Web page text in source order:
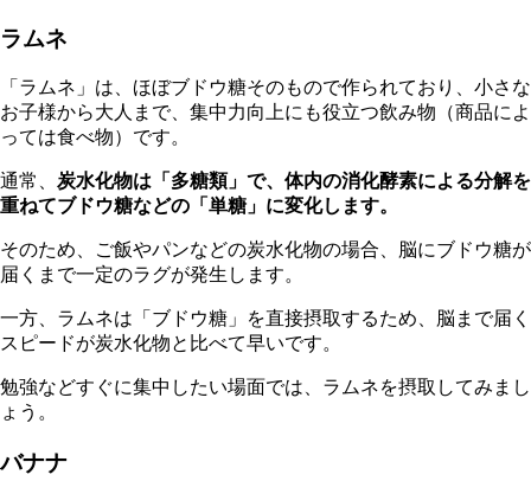
ラムネ
「ラムネ」は、ほぼブドウ糖そのもので作られており、小さな
お子様から大人まで、集中力向上にも役立つ飲み物（商品によ
っては食べ物）です。
通常、 炭水化物は「多糖類」で、体内の消化酵素による分解を
重ねてブドウ糖などの「単糖」に変化します。
そのため、ご飯やパンなどの炭水化物の場合、脳にブドウ糖が
届くまで一定のラグが発生します。
一方、ラムネは「ブドウ糖」を直接摂取するため、脳まで届く
スピードが炭水化物と比べて早いです。
勉強などすぐに集中したい場面では、ラムネを摂取してみまし
ょう。
バナナ